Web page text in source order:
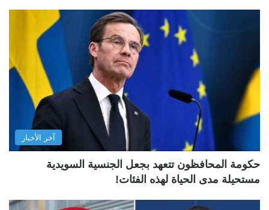
آخر الأخبار
حكومة المحافظون تتعهد بجعل الجنسية السويدية
مستحيلة مدى الحياة لهذه الفئات!